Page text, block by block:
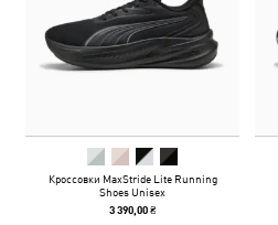
Кроссовки MaxStride Lite Running
Shoes Unisex
3 390,00 ₴